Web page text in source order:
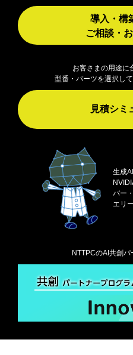
導入・構
ご相談・
お客さまの用途に
型番・パーツを選択し
見積シミ
生成
バー
エリ
NTTPCのAI共創